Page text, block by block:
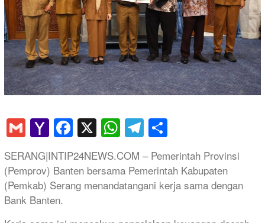
GmailYahoo
Mail
Facebook
X WhatsApp
Telegram
SERANG|INTIP24NEWS.COM – Pemerintah Provinsi
(Pemprov) Banten bersama Pemerintah Kabupaten
(Pemkab) Serang menandatangani kerja sama dengan
Bank Banten.